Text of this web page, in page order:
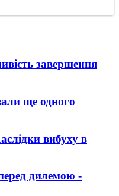
завершення
ще одного
вибуху в
дилемою -